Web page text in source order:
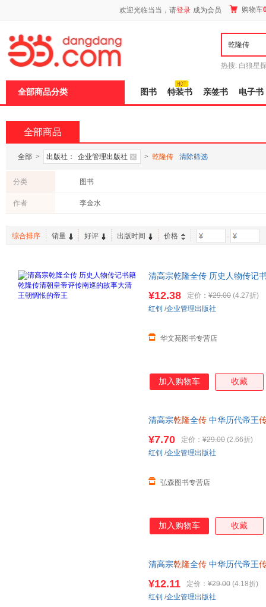
欢迎光临当当，请登录 成为会员 购物车
热搜: 白狼星
全部商品分类 图书 特装书 亲签书 电子书
全部商品
全部 > 出版社： 企业管理出版社 > 乾隆传 清除筛选
分类 图书
作者 李金水
综合排序 销量 好评 出版时间 价格 -
清高宗乾隆全传 历史人物传记
¥12.38 定价： ¥29.00 (4.27折)
华文苑图书专营店
红钊 /企业管理出版社
加入购物车 收藏
清高宗乾隆全传 中华历代帝王
¥7.70 定价： ¥29.00 (2.66折)
弘森图书专营店
红钊 /企业管理出版社
加入购物车 收藏
清高宗乾隆全传 中华历代帝王
¥12.11 定价： ¥29.00 (4.18折)
红钊 /企业管理出版社
页
加